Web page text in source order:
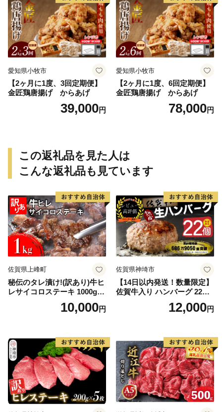
愛知県小牧市
【2ヶ月に1度、3回定期便】
金匠鶏唐揚げ からあげ
39,000円
愛知県小牧市
【2ヶ月に1度、6回定期便】
金匠鶏唐揚げ からあげ
78,000円
この返礼品を見た人は
こんな返礼品も見ています
佐賀県上峰町
秘伝のタレ漬け!(訳あり)牛ヒ
レサイコロステーキ 1000g
10,000円
佐賀県神埼市
【14日以内発送！数量限定】
佐賀牛入り ハンバーグ 22個
2.6kg(120g×22個)【佐賀牛
黒毛和牛 ブランド牛 九州 ハ
気】(H083106)
12,000円